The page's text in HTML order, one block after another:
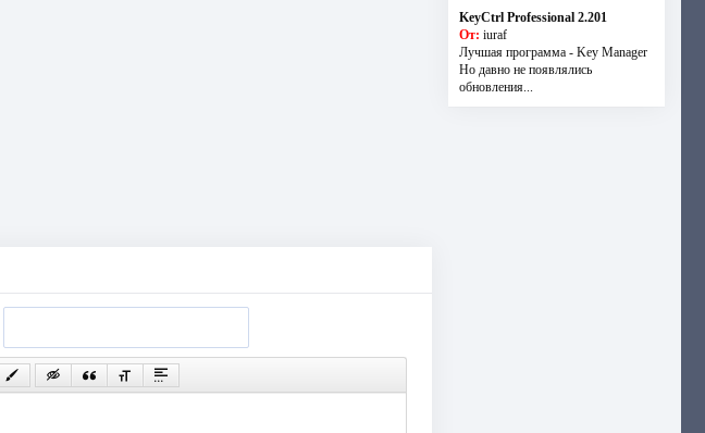
KeyCtrl Professional 2.201
От: iuraf
Лучшая программа - Key Manager
Но давно не появлялись
обновления...